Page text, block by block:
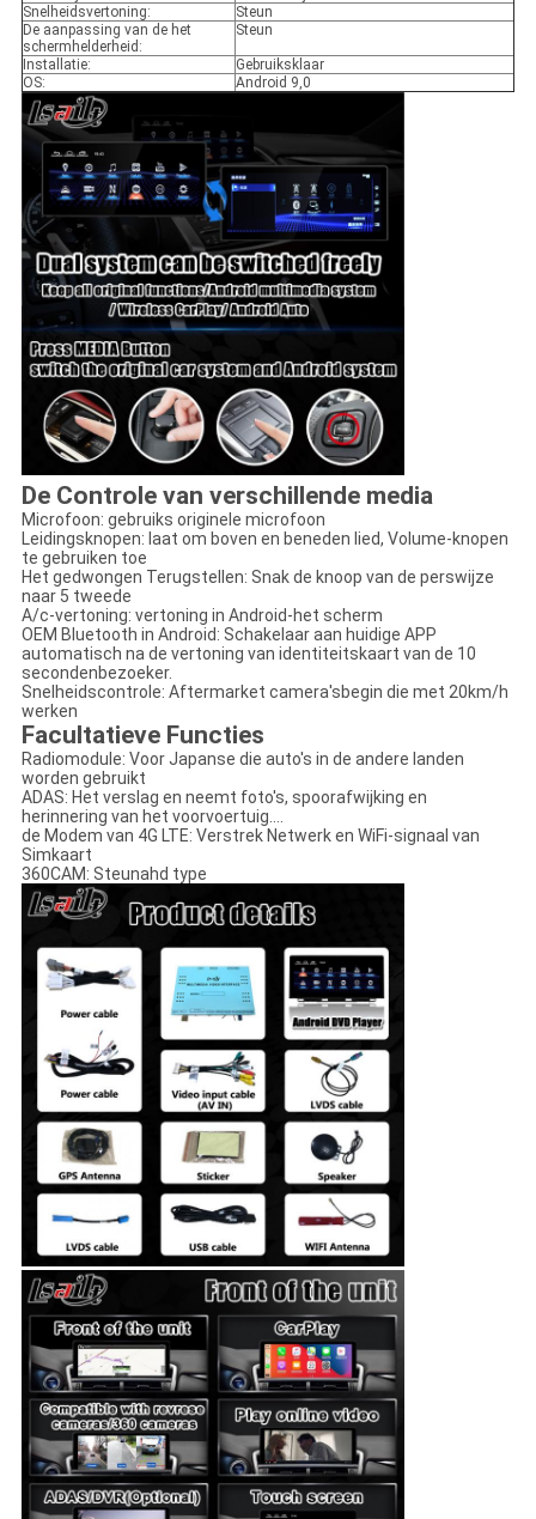
Snelheidsvertoning:
Steun
De aanpassing van de het
schermhelderheid:
Steun
Installatie:
Gebruiksklaar
OS:
Android 9,0
De Controle van verschillende media
Microfoon: gebruiks originele microfoon
Leidingsknopen: laat om boven en beneden lied, Volume-knopen
te gebruiken toe
Het gedwongen Terugstellen: Snak de knoop van de perswijze
naar 5 tweede
A/c-vertoning: vertoning in Android-het scherm
OEM Bluetooth in Android: Schakelaar aan huidige APP
automatisch na de vertoning van identiteitskaart van de 10
secondenbezoeker.
Snelheidscontrole: Aftermarket camera'sbegin die met 20km/h
werken
Facultatieve Functies
Radiomodule: Voor Japanse die auto's in de andere landen
worden gebruikt
ADAS: Het verslag en neemt foto's, spoorafwijking en
herinnering van het voorvoertuig….
de Modem van 4G LTE: Verstrek Netwerk en WiFi-signaal van
Simkaart
360CAM: Steunahd type